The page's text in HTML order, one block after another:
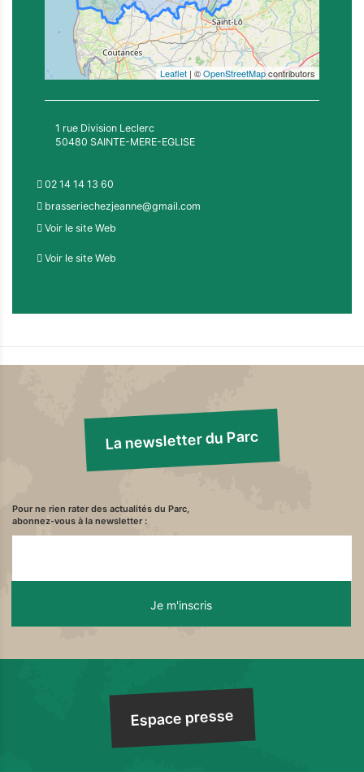
Leaflet | ©OpenStreetMapcontributors
1 rue Division Leclerc
50480 SAINTE-MERE-EGLISE
02 14 14 13 60
brasseriechezjeanne@gmail.com
Voir le site Web
Voir le site Web
La newsletter du Parc
Pour ne rien rater des actualités du Parc,
abonnez-vous à la newsletter :
Espace presse